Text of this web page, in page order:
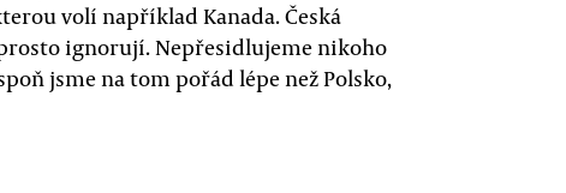
volí například Kanada. Česká
ignorují. Nepřesidlujeme nikoho
jsme na tom pořád lépe než Polsko,